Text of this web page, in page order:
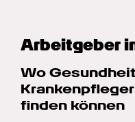
Arbeitgeber
Wo
Krankenpfleger
finden können